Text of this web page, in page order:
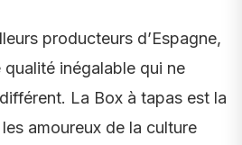
producteurs d’Espagne,
qualité inégalable qui ne
La Box à tapas est la
amoureux de la culture